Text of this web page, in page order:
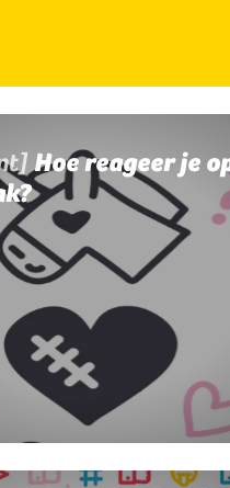
Hoe reageer je